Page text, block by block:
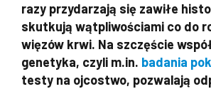
razy przydarzają się zawiłe
skutkują wątpliwościami co do
więzów krwi. Na szczęście
genetyka, czyli m.in. badania
testy na ojcostwo, pozwalają